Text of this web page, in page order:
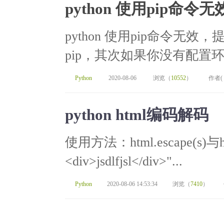
python 使用pip命令无
python 使用pip命令无效，
pip，其次如果你没有配置
Python 2020-08-06 浏览（ 10552） 作者(
python html编码解码
使用方法：html.escape(s)
<div>jsdlfjsl</div>"...
Python 2020-08-06 14:53:34 浏览（7410）